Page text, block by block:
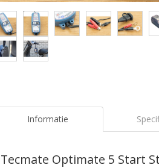
Informatie
Tecmate Optimate 5 Start